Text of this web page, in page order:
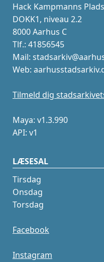
Hack Kampmanns
DOKK1, niveau 2.2
8000 Aarhus C
Tlf.: 41856545
Mail:
Web:
Tilmeld dig
Maya: v1.3.990
API: v1
LÆSESAL
Tirsdag
Onsdag
Torsdag
Facebook
Instagram